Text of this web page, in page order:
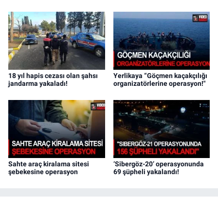
18 yıl hapis cezası olan şahsı
jandarma yakaladı!
Yerlikaya “Göçmen kaçakçılığı
organizatörlerine operasyon!"
Sahte araç kiralama sitesi
şebekesine operasyon
‘Sibergöz-20’ operasyonunda
69 şüpheli yakalandı!